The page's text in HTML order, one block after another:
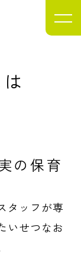
の保育
タッフが専
いせつなお